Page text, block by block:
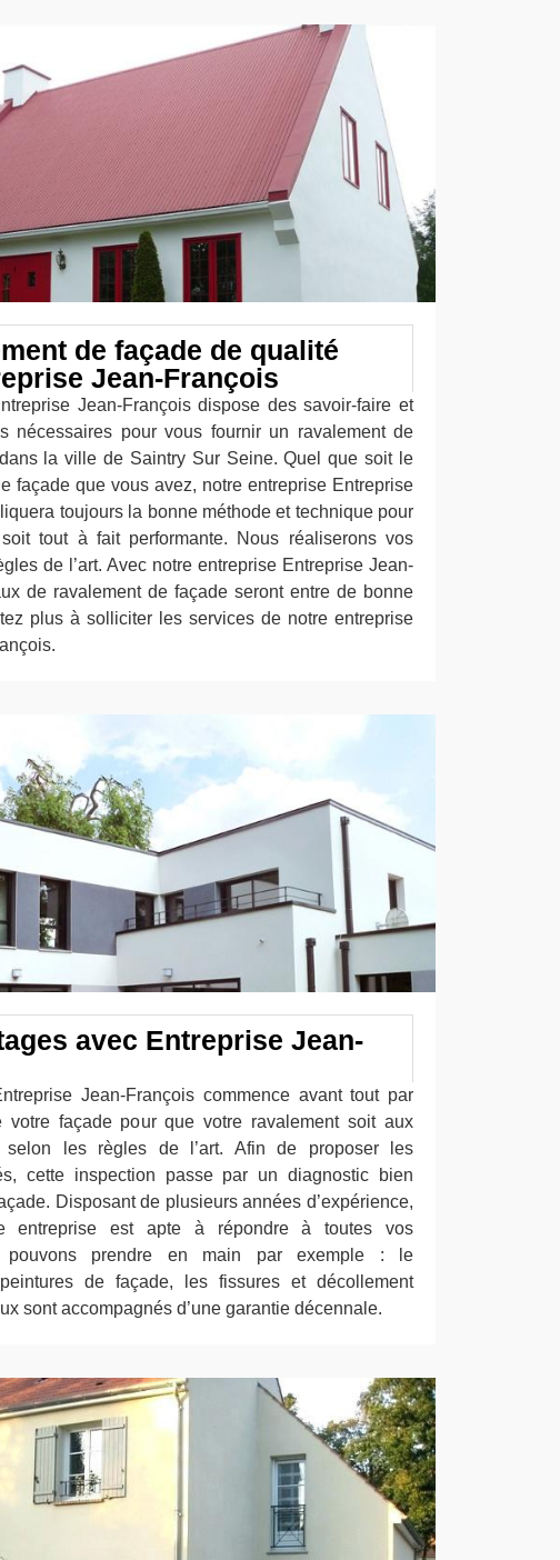
de façade de qualité
Jean-François
Jean-François dispose des savoir-faire et
nécessaires pour vous fournir un ravalement de
la ville de Saintry Sur Seine. Quel que soit le
façade que vous avez, notre entreprise Entreprise
toujours la bonne méthode et technique pour
tout à fait performante. Nous réaliserons vos
de l’art. Avec notre entreprise Entreprise Jean-
de ravalement de façade seront entre de bonne
plus à solliciter les services de notre entreprise
avec Entreprise Jean-
Jean-François commence avant tout par
votre façade pour que votre ravalement soit aux
selon les règles de l’art. Afin de proposer les
cette inspection passe par un diagnostic bien
Disposant de plusieurs années d’expérience,
entreprise est apte à répondre à toutes vos
pouvons prendre en main par exemple : le
de façade, les fissures et décollement
sont accompagnés d’une garantie décennale.